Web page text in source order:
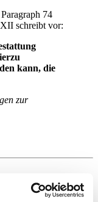
74
schreibt vor:
kann, die
zur